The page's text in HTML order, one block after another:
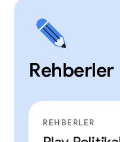
Rehberler
REHBERLER